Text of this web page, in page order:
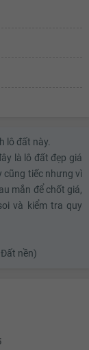
lô đất này.
là lô đất đẹp giá
cũng tiếc nhưng vì
mắn để chốt giá,
và kiểm tra quy
nền)